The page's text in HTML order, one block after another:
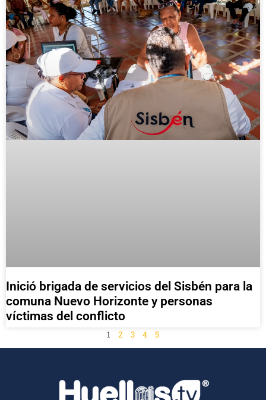
Inició brigada de servicios del Sisbén para la
comuna Nuevo Horizonte y personas
víctimas del conflicto
1 2 3 4 5